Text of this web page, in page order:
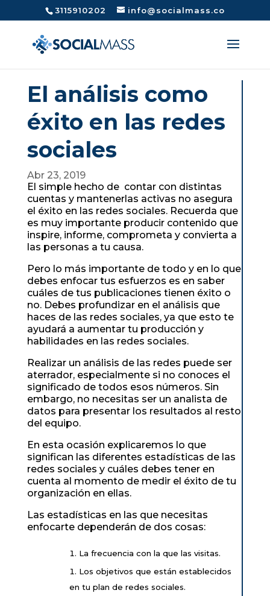
3115910202 info@socialmass.co
El análisis como
éxito en las redes
sociales
Abr 23, 2019
El simple hecho de contar con distintas
cuentas y mantenerlas activas no asegura
el éxito en las redes sociales. Recuerda que
es muy importante producir contenido que
inspire, informe, comprometa y convierta a
las personas a tu causa.
Pero lo más importante de todo y en lo que
debes enfocar tus esfuerzos es en saber
cuáles de tus publicaciones tienen éxito o
no. Debes profundizar en el análisis que
haces de las redes sociales, ya que esto te
ayudará a aumentar tu producción y
habilidades en las redes sociales.
Realizar un análisis de las redes puede ser
aterrador, especialmente si no conoces el
significado de todos esos números. Sin
embargo, no necesitas ser un analista de
datos para presentar los resultados al resto
del equipo.
En esta ocasión explicaremos lo que
significan las diferentes estadísticas de las
redes sociales y cuáles debes tener en
cuenta al momento de medir el éxito de tu
organización en ellas.
Las estadísticas en las que necesitas
enfocarte dependerán de dos cosas:
La frecuencia con la que las visitas.
Los objetivos que están establecidos
en tu plan de redes sociales.